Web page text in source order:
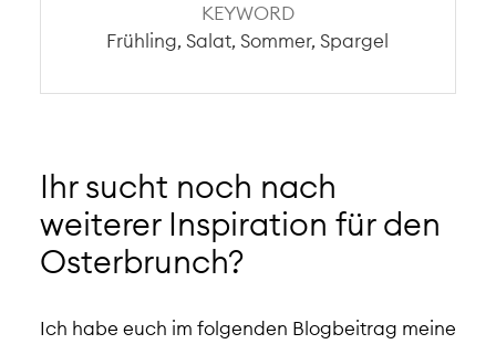
KEYWORD
Frühling, Salat, Sommer, Spargel
Ihr sucht noch nach
weiterer Inspiration für den
Osterbrunch?
Ich habe euch im folgenden Blogbeitrag meine